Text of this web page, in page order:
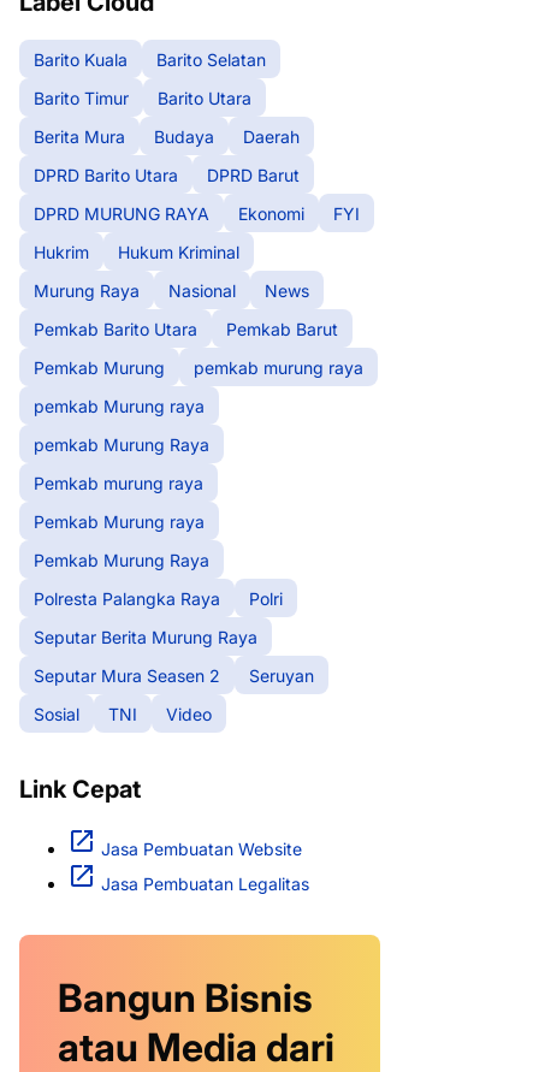
Barito Kuala
Barito Selatan
Barito Timur
Barito Utara
Berita Mura
Budaya
Daerah
DPRD Barito Utara
DPRD Barut
DPRD MURUNG RAYA
Ekonomi
FYI
Hukrim
Hukum Kriminal
Murung Raya
Nasional
News
Pemkab Barito Utara
Pemkab Barut
Pemkab Murung
pemkab murung raya
pemkab Murung raya
pemkab Murung Raya
Pemkab murung raya
Pemkab Murung raya
Pemkab Murung Raya
Polresta Palangka Raya
Polri
Seputar Berita Murung Raya
Seputar Mura Seasen 2
Seruyan
Sosial
TNI Video
Link Cepat
Jasa Pembuatan Website
Jasa Pembuatan Legalitas
Bangun Bisnis
atau Media dari